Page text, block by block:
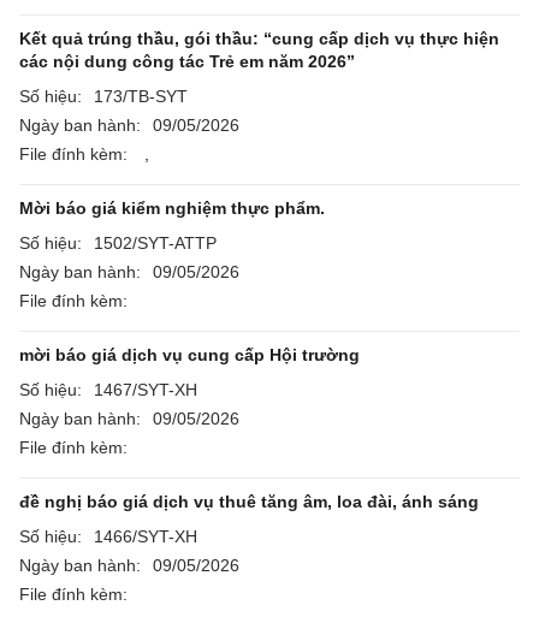
Kết quả trúng thầu, gói thầu: “cung cấp dịch vụ thực hiện
các nội dung công tác Trẻ em năm 2026”
Số hiệu:
173/TB-SYT
Ngày ban hành:
09/05/2026
File đính kèm:
Mời báo giá kiểm nghiệm thực phẩm.
Số hiệu:
1502/SYT-ATTP
Ngày ban hành:
09/05/2026
File đính kèm:
mời báo giá dịch vụ cung cấp Hội trường
Số hiệu:
1467/SYT-XH
Ngày ban hành:
09/05/2026
File đính kèm:
đề nghị báo giá dịch vụ thuê tăng âm, loa đài, ánh sáng
Số hiệu:
1466/SYT-XH
Ngày ban hành:
09/05/2026
File đính kèm: